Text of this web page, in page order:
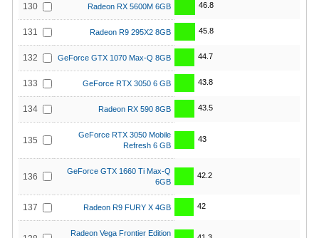
130 Radeon RX 5600M 6GB 46.8
131 Radeon R9 295X2 8GB 45.8
132 GeForce GTX 1070 Max-Q 8GB 44.7
133 GeForce RTX 3050 6 GB 43.8
134 Radeon RX 590 8GB 43.5
135
GeForce RTX 3050 Mobile
Refresh 6 GB
43
136
GeForce GTX 1660 Ti Max-Q
6GB
42.2
137 Radeon R9 FURY X 4GB 42
Radeon Vega Frontier Edition